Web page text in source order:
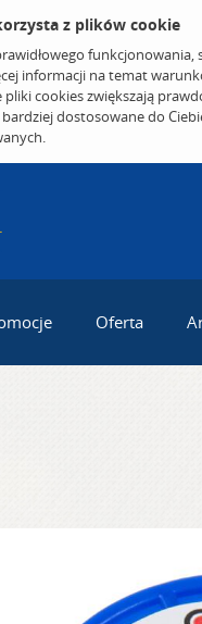
z plików cookie
informacji na temat
cookies zwiększają
dostosowane do
Oferta